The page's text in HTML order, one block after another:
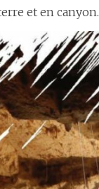
et en canyon.